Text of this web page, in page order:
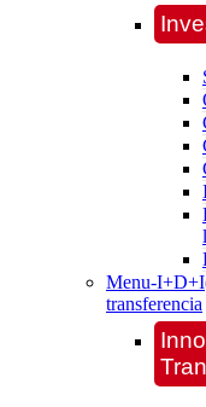
Menu-
transferencia